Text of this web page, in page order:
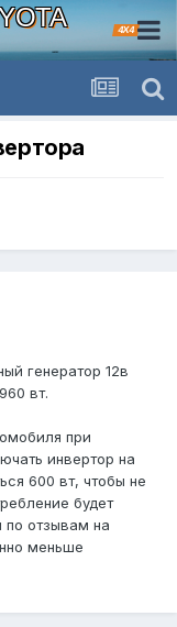
4X4
генератор 12в
вт.
при
инвертор на
600 вт, чтобы не
будет
отзывам на
меньше